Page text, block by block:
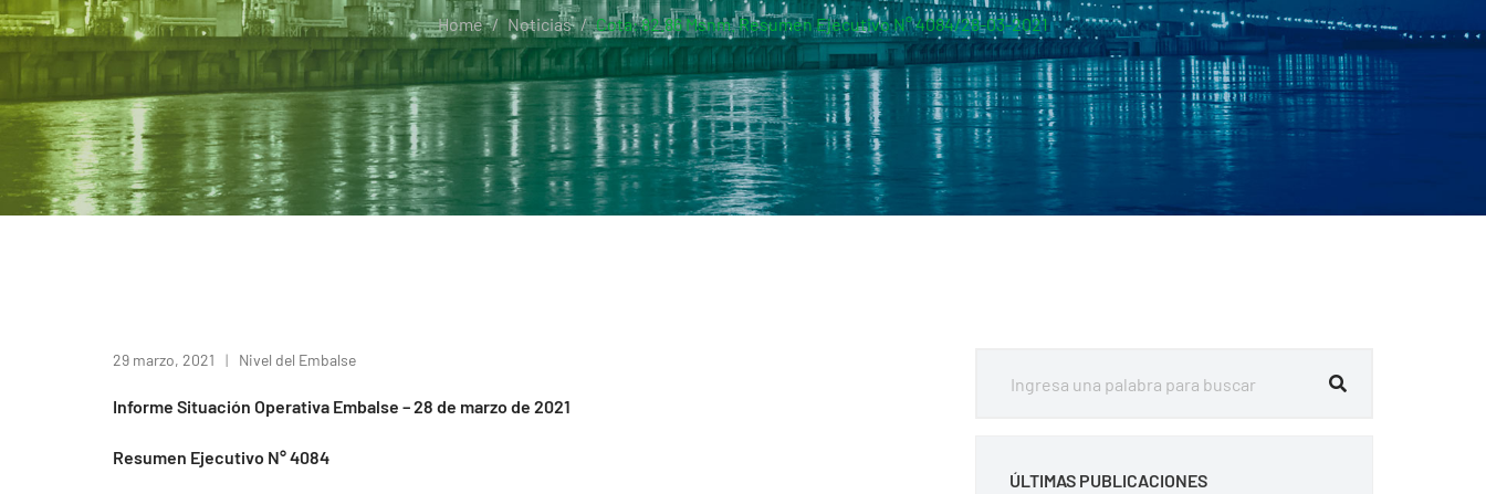
Home Noticias Cota: 82.86 Msnm. Resumen Ejecutivo N° 4084/28-03-2021
29 marzo, 2021 Nivel del Embalse
Informe Situación Operativa Embalse – 28 de marzo de 2021
Resumen Ejecutivo N° 4084
ÚLTIMAS PUBLICACIONES